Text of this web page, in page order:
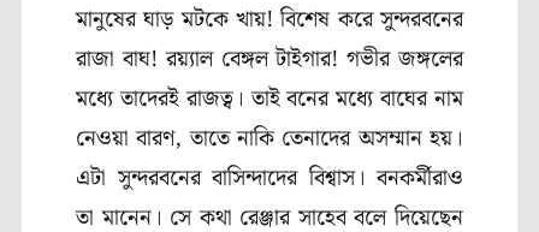
মানুষের ঘাড় মটকে খায়! বিশেষ করে সুন্দরবনের
রাজা বাঘ! রয়্যাল বেঙ্গল টাইগার! গভীর জঙ্গলের
মধ্যে তাদেরই রাজত্ব। তাই বনের মধ্যে বাঘের নাম
নেওয়া বারণ,তাতে নাকি তেনাদের অসম্মান হয়।
এটা সুন্দরবনের বাসিন্দাদের বিশ্বাস। বনকর্মীরাও
তা মানেন। সে কথা রেঞ্জার সাহেব বলে দিয়েছেন